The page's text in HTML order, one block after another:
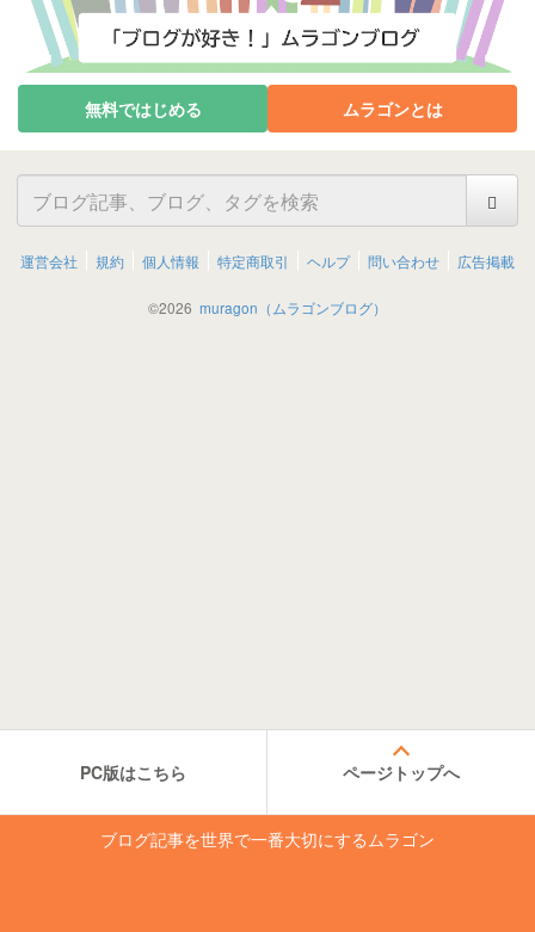
無料ではじめる ムラゴンとは
運営会社 規約 個人情報 特定商取引 ヘルプ 問い合わせ 広告掲載
©2026 muragon（ムラゴンブログ）
PC版はこちら ページトップへ
ブログ記事を世界で一番大切にするムラゴン